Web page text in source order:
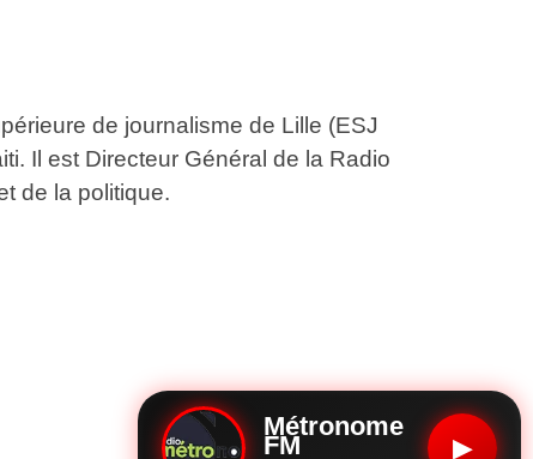
de journalisme de Lille (ESJ
Il est Directeur Général de la Radio
de la politique.
Métronome
FM ▶